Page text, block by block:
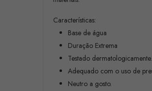
Características:
Base de água
Duração Extrema
Testado dermatologicamente.
Adequado com o uso de
Neutro a gosto.